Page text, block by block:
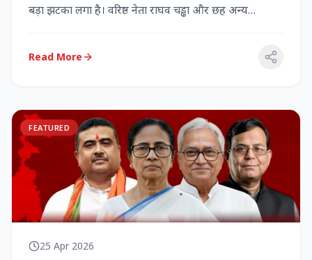
बड़ा झटका लगा है। वरिष्ठ नेता राघव चड्ढा और छह अन्य
Read More
FEATURED
25 Apr 2026